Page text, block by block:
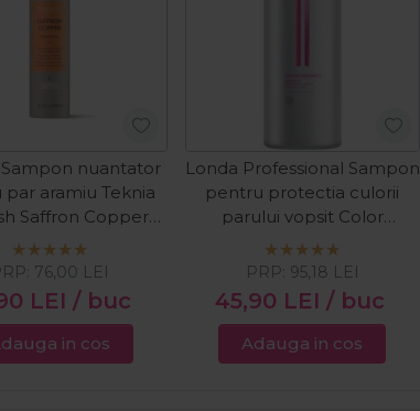
nuantator
aramiu Teknia
Saffron Copper
300ml
LEI / buc
76,00 LEI
in cos
Londa Professional Sampon
pentru protectia culorii
parului vopsit Color
Radiance 1000ml
45,90 LEI / buc
PRP: 95,18 LEI
Adauga in cos